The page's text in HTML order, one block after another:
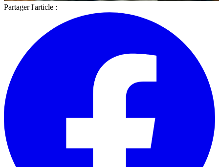
Partager l'article :